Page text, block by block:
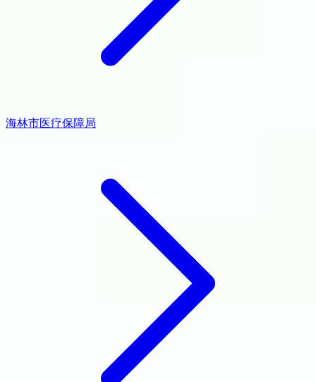
海林市医疗保障局